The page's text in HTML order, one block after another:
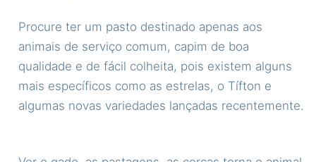
Procure ter um pasto destinado apenas aos
animais de serviço comum, capim de boa
qualidade e de fácil colheita, pois existem alguns
mais específicos como as estrelas, o Tífton e
algumas novas variedades lançadas recentemente.